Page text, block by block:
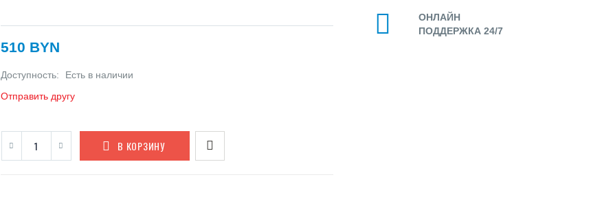
510 BYN
Доступность:
Есть в наличии
Отправить другу
В КОРЗИНУ
ОНЛАЙН
ПОДДЕРЖКА 24/7